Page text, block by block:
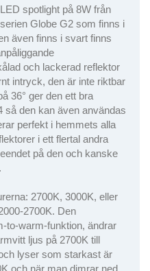
spotlight på 8W från
Globe G2 som finns i
även finns i svart finns
och lackerad reflektor
intryck, den är inte riktbar
36° ger den ett bra
så den kan även användas
perfekt i hemmets alla
i ett flertal andra
på den och kanske
2700K, 3000K, eller
2700K. Den
to-warm-funktion, ändrar
ljus på 2700K till
lyser som starkast är